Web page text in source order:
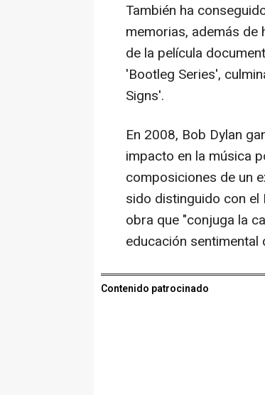
También ha
memorias, además
de la película
'Bootleg Series',
Signs'.
En 2008, Bob Dylan
impacto en la música
composiciones de un
sido distinguido con el
obra que "conjuga la
educación
Contenido patrocinado